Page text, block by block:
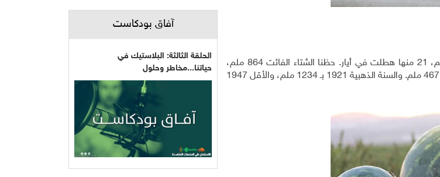
كان غيث برقين العامرة، وفق مقياسنا الخاص للموسم المطري الحالي: 709 ملم، 21 منها هطلت في أيار. حظنا الشتاء الفائت 864 ملم،
ومعدل الربع الأول من القرن الماضي 493 ملم، والمعدل بين 1983-2008 وصل 467 ملم. والسنة الذهبية 1921 بـ 1234 ملم، والأقل 1947
آفاق بودكاست
الحلقة الثالثة: البلاستيك في
حياتنا...مخاطر وحلول